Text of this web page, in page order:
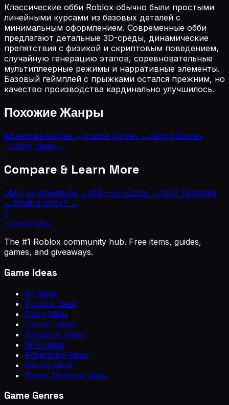
Классические обби Roblox обычно были простыми
линейными курсами из базовых деталей с
минимальным оформлением. Современные обби
предлагают детальные 3D-среды, динамические
препятствия с физикой и скриптовым поведением,
случайную генерацию этапов, соревновательные
мультиплеерные режимы и нарративные элементы.
Базовый геймплей с прыжками остался прежним, но
качество производства кардинально улучшилось.
Похожие Жанры
adventure Games → puzzle Games → racing Games
→obby Ideas →
Compare & Learn More
obby vs adventure →obby vs puzzle →obby Template
→What is obby? →
C
creation.dev
The #1 Roblox community hub. Free items, guides,
games, and giveaways.
Game Ideas
All Ideas
Tycoon Ideas
Obby Ideas
Horror Ideas
Simulator Ideas
RPG Ideas
Adventure Ideas
Racing Ideas
Tower Defense Ideas
Game Genres